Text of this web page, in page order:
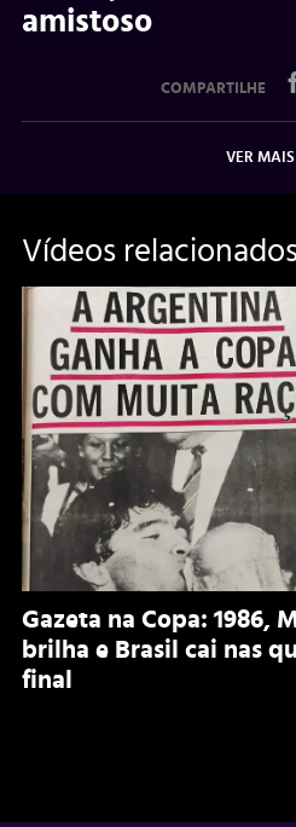
amistoso
COMPARTILHE
VER MAIS
Vídeos
Gazeta na Copa: 1986,
brilha e Brasil cai nas
final